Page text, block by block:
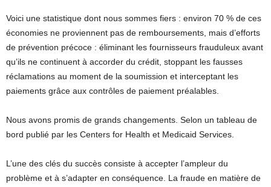
Voici une statistique dont nous sommes fiers : environ 70 % de ces
économies ne proviennent pas de remboursements, mais d’efforts
de prévention précoce : éliminant les fournisseurs frauduleux avant
qu’ils ne continuent à accorder du crédit, stoppant les fausses
réclamations au moment de la soumission et interceptant les
paiements grâce aux contrôles de paiement préalables.
Nous avons promis de grands changements. Selon un tableau de
bord publié par les Centers for Health et Medicaid Services.
L’une des clés du succès consiste à accepter l’ampleur du
problème et à s’adapter en conséquence. La fraude en matière de